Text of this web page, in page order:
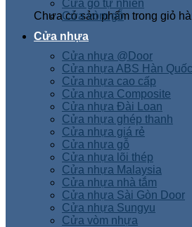
Chưa có sản phẩm trong giỏ
Cửa gỗ tự nhiên
Cửa vòm gỗ
Cửa nhựa
Cửa nhựa @Door
Cửa nhựa ABS Hàn Quốc
Cửa nhựa cao cấp
Cửa nhựa Composite
Cửa nhựa Đài Loan
Cửa nhựa ghép thanh
Cửa nhựa giá rẻ
Cửa nhựa gỗ
Cửa nhựa lõi thép
Cửa nhựa Malaysia
Cửa nhựa nhà tắm
Cửa nhựa Sài Gòn Door
Cửa nhựa Sungyu
Cửa vòm nhựa